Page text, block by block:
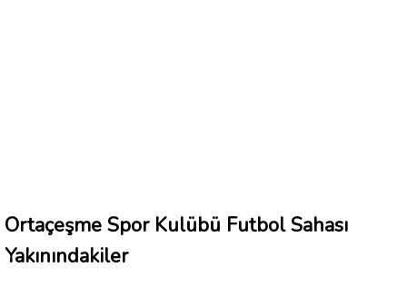
Ortaçeşme Spor Kulübü Futbol Sahası
Yakınındakiler